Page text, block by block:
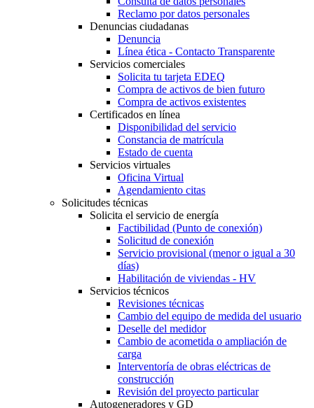
Reclamo por datos personales
Denuncias ciudadanas
Denuncia
Línea ética - Contacto Transparente
Servicios comerciales
Solicita tu tarjeta EDEQ
Compra de activos de bien futuro
Compra de activos existentes
Certificados en línea
Disponibilidad del servicio
Constancia de matrícula
Estado de cuenta
Servicios virtuales
Oficina Virtual
Agendamiento citas
Solicitudes técnicas
Solicita el servicio de energía
Factibilidad (Punto de conexión)
Solicitud de conexión
Servicio provisional (menor o igual a 30
días)
Habilitación de viviendas - HV
Servicios técnicos
Revisiones técnicas
Cambio del equipo de medida del usuario
Deselle del medidor
Cambio de acometida o ampliación de
carga
Interventoría de obras eléctricas de
construcción
Revisión del proyecto particular
Autogeneradores y GD